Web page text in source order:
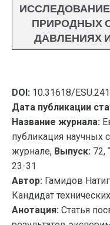
ПРИРОДНЫХ
ДАВЛЕНИЯХ И
DOI: 10.31618/
Дата публикации
Название журнала:
публикация научных
журнале, Выпуск: 72,
23-31
Автор: Гамидов
Кандидат
Анотация: Статья